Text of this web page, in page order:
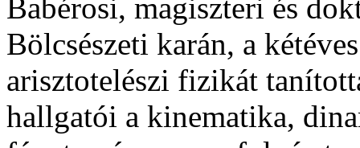
Babérosi, magiszteri és
Bölcsészeti karán, a
arisztotelészi fizikát
hallgatói a kinematika,